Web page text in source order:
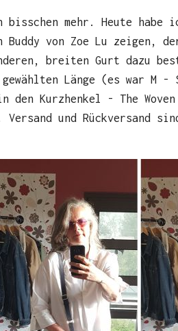
mehr. Heute habe
von Zoe Lu zeigen,
breiten Gurt dazu
Länge (es war M -
Kurzhenkel - The
und Rückversand